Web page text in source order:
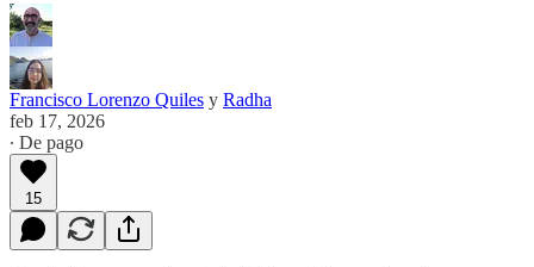
Francisco Lorenzo Quiles y Radha
feb 17, 2026
∙ De pago
15